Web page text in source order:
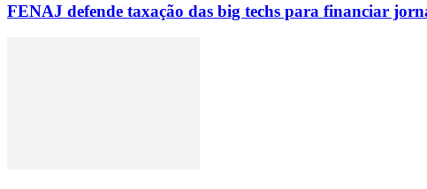
FENAJ defende taxação das big techs para financiar